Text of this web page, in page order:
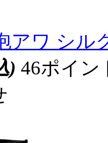
アワ シル
) 46ポイ